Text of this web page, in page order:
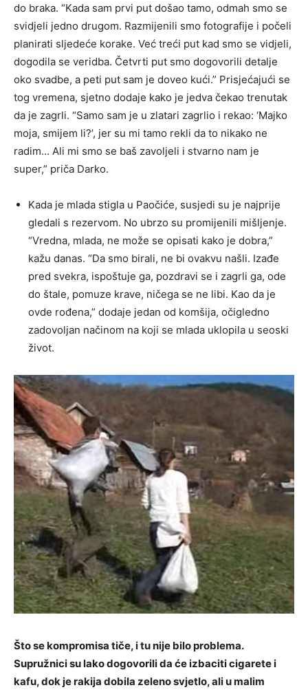
do braka. “Kada sam prvi put došao tamo, odmah smo se
svidjeli jedno drugom. Razmijenili smo fotografije i počeli
planirati sljedeće korake. Već treći put kad smo se vidjeli,
dogodila se veridba. Četvrti put smo dogovorili detalje
oko svadbe, a peti put sam je doveo kući.” Prisjećajući se
tog vremena, sjetno dodaje kako je jedva čekao trenutak
da je zagrli. “Samo sam je u zlatari zagrlio i rekao: ‘Majko
moja, smijem li?’, jer su mi tamo rekli da to nikako ne
radim… Ali mi smo se baš zavoljeli i stvarno nam je
super,” priča Darko.
Kada je mlada stigla u Paočiće, susjedi su je najprije
gledali s rezervom. No ubrzo su promijenili mišljenje.
“Vredna, mlada, ne može se opisati kako je dobra,”
kažu danas. “Da smo birali, ne bi ovakvu našli. Izađe
pred svekra, ispoštuje ga, pozdravi se i zagrli ga, ode
do štale, pomuze krave, ničega se ne libi. Kao da je
ovde rođena,” dodaje jedan od komšija, očigledno
zadovoljan načinom na koji se mlada uklopila u seoski
život.
Što se kompromisa tiče, i tu nije bilo problema.
Supružnici su lako dogovorili da će izbaciti cigarete i
kafu, dok je rakija dobila zeleno svjetlo, ali u malim